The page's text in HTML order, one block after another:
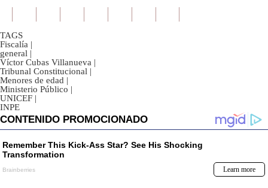
TAGS
Fiscalía |
general |
Víctor Cubas Villanueva |
Tribunal Constitucional |
Menores de edad |
Ministerio Público |
UNICEF |
INPE